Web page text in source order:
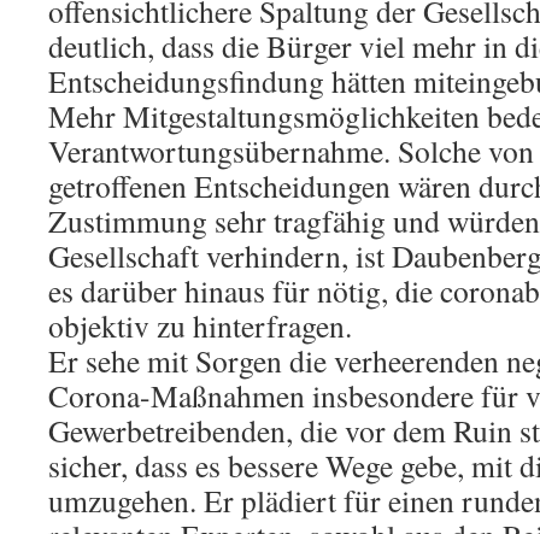
offensichtlichere Spaltung der
deutlich, dass die Bürger viel mehr in
Entscheidungsfindung hätten
Mehr Mitgestaltungsmöglichkeiten
Verantwortungsübernahme. Solche
getroffenen Entscheidungen wären
Zustimmung sehr tragfähig und
Gesellschaft verhindern, ist
es darüber hinaus für nötig, die
objektiv zu hinterfragen.
Er sehe mit Sorgen die verheerenden
Corona-Maßnahmen insbesondere für
Gewerbetreibenden, die vor dem Ruin
sicher, dass es bessere Wege gebe, mit
umzugehen. Er plädiert für einen